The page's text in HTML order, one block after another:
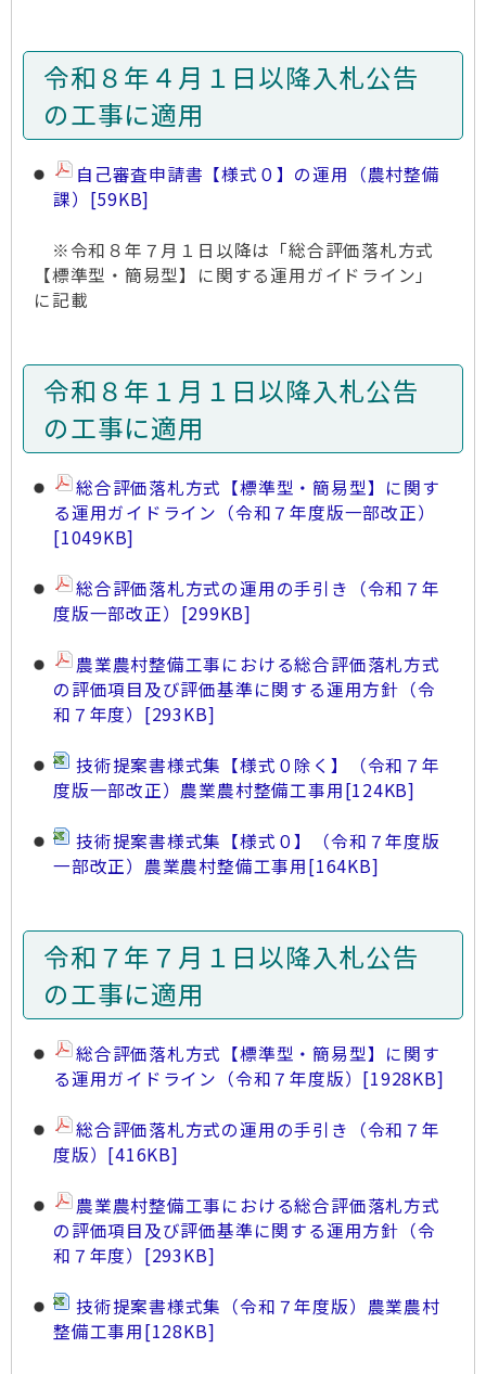
令和８年４月１日以降入札公告
の工事に適用
自己審査申請書【様式０】の運用（農村整備
課） [59KB]
※令和８年７月１日以降は「総合評価落札方式
【標準型・簡易型】に関する運用ガイドライン」
に記載
令和８年１月１日以降入札公告
の工事に適用
総合評価落札方式【標準型・簡易型】に関す
る運用ガイドライン（令和７年度版一部改正）
[1049KB]
総合評価落札方式の運用の手引き（令和７年
度版一部改正） [299KB]
農業農村整備工事における総合評価落札方式
の評価項目及び評価基準に関する運用方針（令
和７年度） [293KB]
技術提案書様式集【様式０除く】（令和７年
度版一部改正）農業農村整備工事用[124KB]
技術提案書様式集【様式０】（令和７年度版
一部改正）農業農村整備工事用[164KB]
令和７年７月１日以降入札公告
の工事に適用
総合評価落札方式【標準型・簡易型】に関す
る運用ガイドライン（令和７年度版） [1928KB]
総合評価落札方式の運用の手引き（令和７年
度版） [416KB]
農業農村整備工事における総合評価落札方式
の評価項目及び評価基準に関する運用方針（令
和７年度） [293KB]
技術提案書様式集（令和７年度版）農業農村
整備工事用[128KB]